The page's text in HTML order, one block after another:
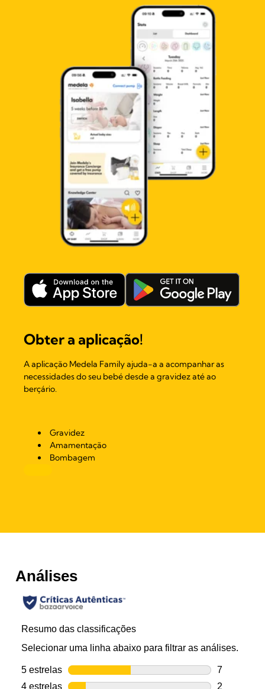
Obter a aplicação!
A aplicação Medela Family ajuda-a a acompanhar as
necessidades do seu bebé desde a gravidez até ao
berçário.
Gravidez
Amamentação
Bombagem